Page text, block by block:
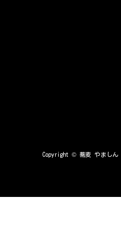
Copyright © 蕎麦 やましん